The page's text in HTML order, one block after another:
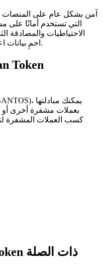
الاحتياطيات والمصادقة
احمِ بيانات اعتماد تسجيل الدخول الخاصة بك دائمًا.
بعملات مشفرة أخرى أو
كسب العملات المشفرة
موارد Santos FC Fan Token ذات الصلة